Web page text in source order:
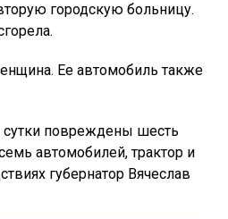
городскую больницу.
Ее автомобиль также
сутки повреждены шесть
автомобилей, трактор и
губернатор Вячеслав